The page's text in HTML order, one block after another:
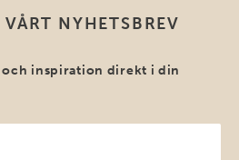
NYHETSBREV
och inspiration direkt i din